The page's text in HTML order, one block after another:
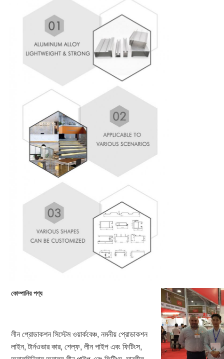
কোম্পানির পণ্য
লীন প্রোডাকশন সিস্টেম ওয়ার্কবেঞ্চ, নমনীয় প্রোডাকশন
লাইন, টার্নওভার কার, শেল্ফ, লীন পাইপ এবং ফিটিংস,